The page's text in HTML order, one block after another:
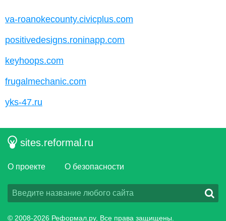
va-roanokecounty.civicplus.com
positivedesigns.roninapp.com
keyhoops.com
frugalmechanic.com
yks-47.ru
sites.reformal.ru
О проекте О безопасности
© 2008-2026 Реформал.ру, Все права защищены.